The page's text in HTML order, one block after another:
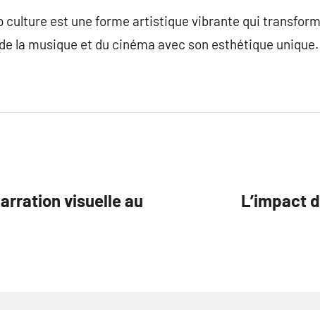
culture est une forme artistique vibrante qui
la musique et du cinéma avec son esthétique unique.
visuelle au
L’impact